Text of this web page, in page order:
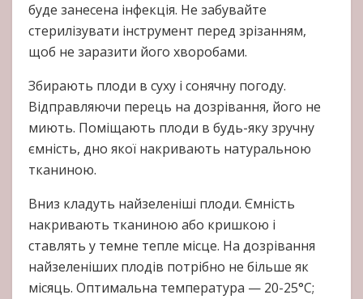
буде занесена інфекція. Не забувайте
стерилізувати інструмент перед зрізанням,
щоб не заразити його хворобами.
Збирають плоди в суху і сонячну погоду.
Відправляючи перець на дозрівання, його не
миють. Поміщають плоди в будь-яку зручну
ємність, дно якої накривають натуральною
тканиною.
Вниз кладуть найзеленіші плоди. Ємність
накривають тканиною або кришкою і
ставлять у темне тепле місце. На дозрівання
найзеленіших плодів потрібно не більше як
місяць. Оптимальна температура — 20-25°C;